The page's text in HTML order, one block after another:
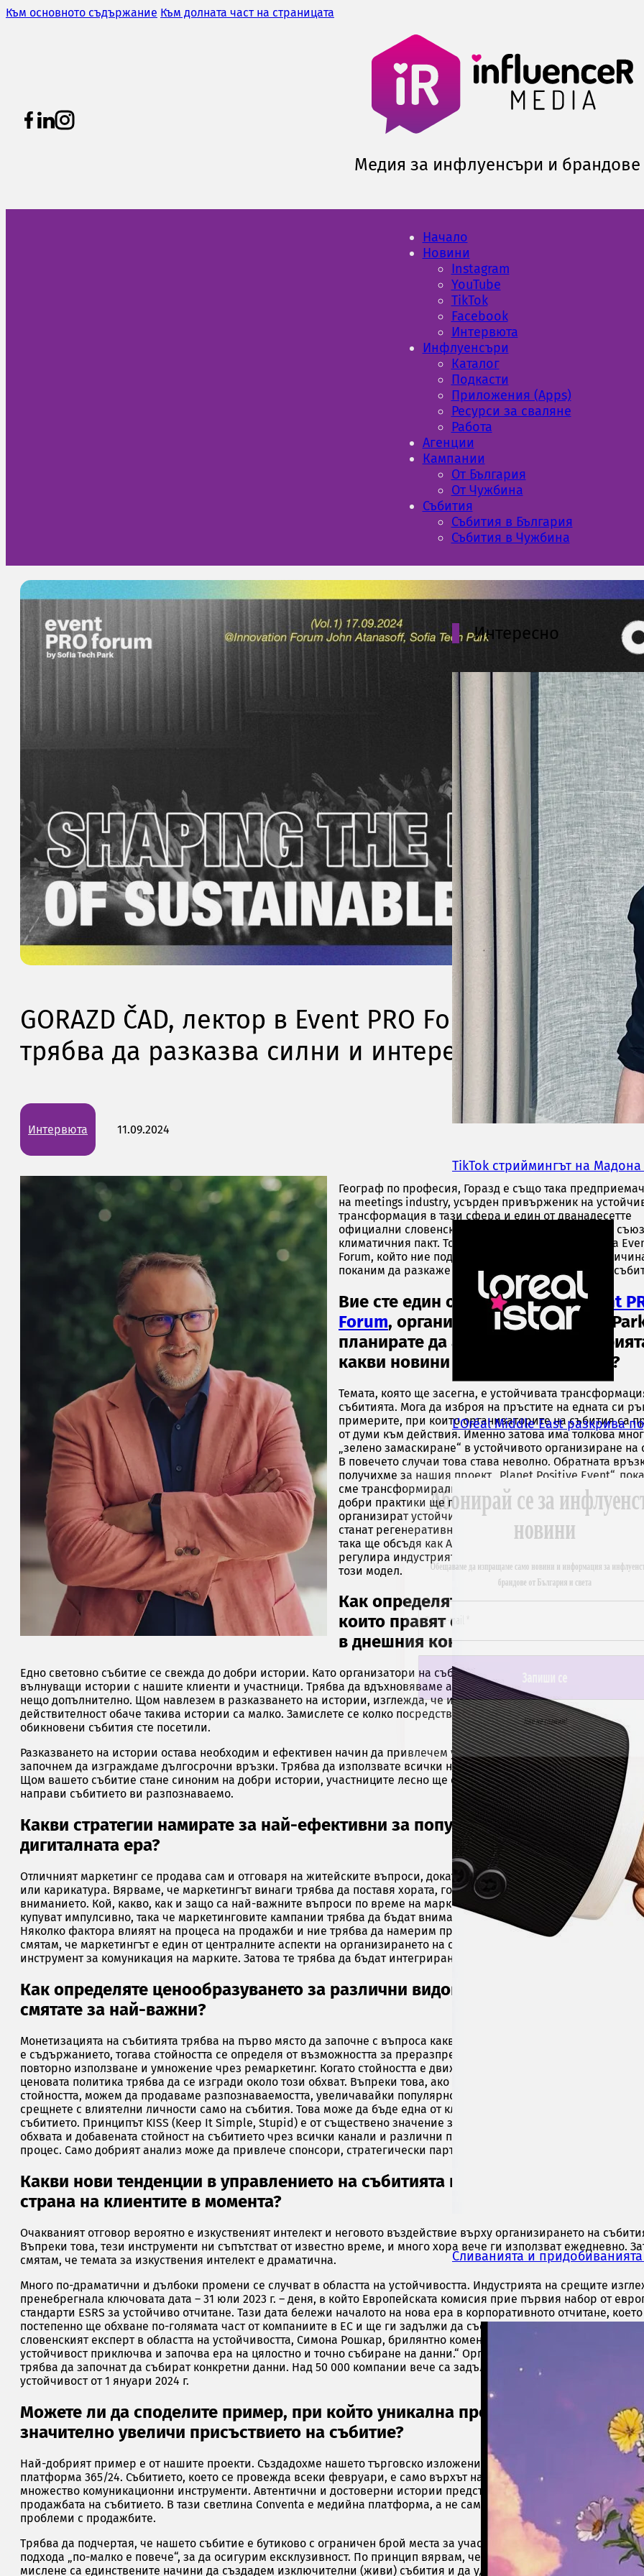
Към основното съдържание Към долната част на страницата
Медия за инфлуенсъри и брандове
Начало
Новини
Instagram
YouTube
TikTok
Facebook
Интервюта
Инфлуенсъри
Каталог
Подкасти
Приложения (Apps)
Ресурси за сваляне
Работа
Aгенции
Кампании
От България
От Чужбина
Събития
Събития в България
Събития в Чужбина
GORAZD ČAD, лектор в Event PRO Forum: Всяко
трябва да разказва силни и интересни истории
Интервюта 11.09.2024
Географ по професия, Горазд е също така
на meetings industry, усърден привърженик на
трансформация в тази сфера и един от дванадесетте
официални словенски посланици на Европейския
климатичния пакт. Той ще бъде лектор по време на
Forum, който ние подкрепяме медийно и това е
поканим да разкаже малко повече за дейността и
Вие сте един от лекторите наEvent
Forum, организиран от Sofia Tech
планирате да ангажирате
какви новини ще споделите с нея?
Темата, която ще засегна, е устойчивата
събитията. Мога да изброя на пръстите на едната си
примерите, при които организаторите на събития са
от думи към действия. Именно затова има толкова
„зелено замаскиране“ в устойчивото организиране на
В повечето случаи това става неволно. Обратната
получихме за нашия проект „Planet Positive Event“,
сме трансформирали наистина много събития. Въз
добри практики ще покажа на участниците защо е
организират устойчиви събития и как тези събития
станат регенеративни. Това е върхът на устойчивостта.
така ще обсъдя как Америка иновира, Китай копира, а
регулира индустрията на срещите и какво можем да
този модел.
Как определяте ключовите
които правят едно събитие
в днешния конкурентен пазар?
Едно световно събитие се свежда до добри истории. Като организатори на събития, ние носим отговорност да
вълнуващи истории с нашите клиенти и участници. Трябва да вдъхновяваме аудиторията и постоянно да им
нещо допълнително. Щом навлезем в разказването на истории, изглежда, че има море от чудесни истории. В
действителност обаче такива истории са малко. Замислете се колко посредствени речи сте чули наскоро и колко
обикновени събития сте посетили.
Разказването на истории остава необходим и ефективен начин да привлечем участниците, да се свържем с тях
започнем да изграждаме дългосрочни връзки. Трябва да използвате всички налични платформи, за да го
Щом вашето събитие стане синоним на добри истории, участниците лесно ще се идентифицират с марката,
направи събитието ви разпознаваемо.
Какви стратегии намирате за най-ефективни за популяризиране на
дигиталната ера?
Отличният маркетинг се продава сам и отговаря на житейските въпроси, докато слабият маркетинг често е
или карикатура. Вярваме, че маркетингът винаги трябва да поставя хората, гостите и участниците в центъра на
вниманието. Кой, какво, как и защо са най-важните въпроси по време на маркетинговия процес. Купувачите
купуват импулсивно, така че маркетинговите кампании трябва да бъдат внимателно обмислени и прецизно
Няколко фактора влияят на процеса на продажби и ние трябва да намерим правилните решения. Поради тази
смятам, че маркетингът е един от централните аспекти на организирането на събития. Събитията са
инструмент за комуникация на марките. Затова те трябва да бъдат интегрирани в комуникационните стратегии
Как определяте ценообразуването за различни видове събития и кои
смятате за най-важни?
Монетизацията на събитията трябва на първо място да започне с въпроса какво движи стойността на събитието.
е съдържанието, тогава стойността се определя от възможността за преразпределение на съдържанието,
повторно използване и умножение чрез ремаркетинг. Когато стойността е движена от обхвата (на живо или
ценовата политика трябва да се изгради около този обхват. Въпреки това, ако влиянието е това, което определя
стойността, можем да продаваме разпознаваемостта, увеличавайки популярността на събитието. Често е
срещнете с влиятелни личности само на събития. Това може да бъде една от ключовите добавени стойности на
събитието. Принципът KISS (Keep It Simple, Stupid) е от съществено значение за успеха на монетизацията.
обхвата и добавената стойност на събитието чрез всички канали и различни периоди е от съществено значение
процес. Само добрият анализ може да привлече спонсори, стратегически партньори и участници на събитие.
Какви нови тенденции в управлението на събитията привличат особен
страна на клиентите в момента?
Очакваният отговор вероятно е изкуственият интелект и неговото въздействие върху организирането на
Въпреки това, тези инструменти ни съпътстват от известно време, и много хора вече ги използват ежедневно.
смятам, че темата за изкуствения интелект е драматична.
Много по-драматични и дълбоки промени се случват в областта на устойчивостта. Индустрията на срещите
пренебрегнала ключовата дата – 31 юли 2023 г. – деня, в който Европейската комисия прие първия набор от
стандарти ESRS за устойчиво отчитане. Тази дата бележи началото на нова ера в корпоративното отчитане, което
постепенно ще обхване по-голямата част от компаниите в ЕС и ще ги задължи да съставят доклади за
словенският експерт в областта на устойчивостта, Симона Рошкар, брилянтно коментира: „Периодът на
устойчивост приключва и започва ера на цялостно и точно събиране на данни.“ Организаторите на събития
трябва да започнат да събират конкретни данни. Над 50 000 компании вече са задължени да съставят доклади за
устойчивост от 1 януари 2024 г.
Можете ли да споделите пример, при който уникална промоционална
значително увеличи присъствието на събитие?
Най-добрият пример е от нашите проекти. Създадохме нашето търговско изложение Conventa като
платформа 365/24. Събитието, което се провежда всеки февруари, е само върхът на айсберга. Нашата стратегия
множество комуникационни инструменти. Автентични и достоверни истории представляват основата на
продажбата на събитието. В тази светлина Conventa е медийна платформа, а не само събитие. Затова никога не
проблеми с продажбите.
Трябва да подчертая, че нашето събитие е бутиково с ограничен брой места за участници. Като организатори,
подхода „по-малко е повече“, за да осигурим ексклузивност. По принцип вярвам, че интегритетът и
мислене са единствените начини да създадем изключителни (живи) събития и да удовлетворим участниците.
Абонирай се за
новини
Обещаваме да изпращаме само новини и информация за
брандове от България и света
Ние не спамим!
Интересно
TikTok стриймингът на
L’Oréal Middle East разкрива
Сливанията и